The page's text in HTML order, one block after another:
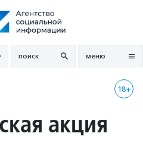
поиск меню
18+
акция